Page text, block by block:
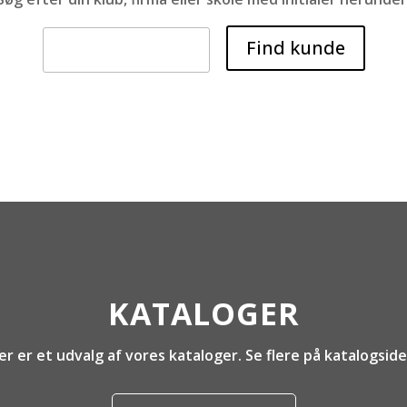
KATALOGER
er et udvalg af vores kataloger. Se flere på